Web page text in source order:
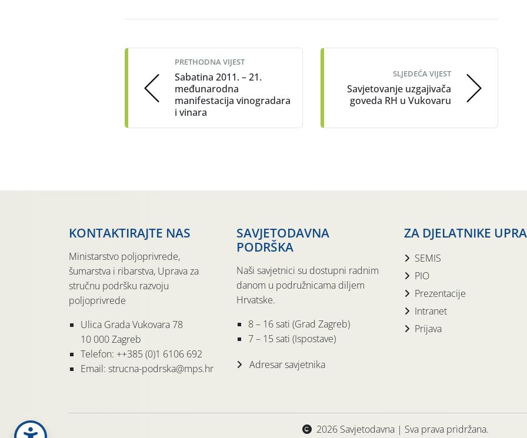
navigation
PRETHODNA VIJEST
Sabatina 2011. – 21.
međunarodna
manifestacija vinogradara
i vinara
SLJEDEĆA VIJEST
Savjetovanje uzgajivača
goveda RH u Vukovaru
KONTAKTIRAJTE NAS
Ministarstvo poljoprivrede,
šumarstva i ribarstva, Uprava za
stručnu podršku razvoju
poljoprivrede
Ulica Grada Vukovara 78
10 000 Zagreb
Telefon: ++385 (0)1 6106 692
Email: strucna-podrska@mps.hr
SAVJETODAVNA
PODRŠKA
Naši savjetnici su dostupni radnim
danom u podružnicama diljem
Hrvatske.
8 – 16 sati (Grad Zagreb)
7 – 15 sati (Ispostave)
Adresar savjetnika
ZA DJELATNIKE
SEMIS
PIO
Prezentacije
Intranet
Prijava
2026 Savjetodavna | Sva prava pridržana.